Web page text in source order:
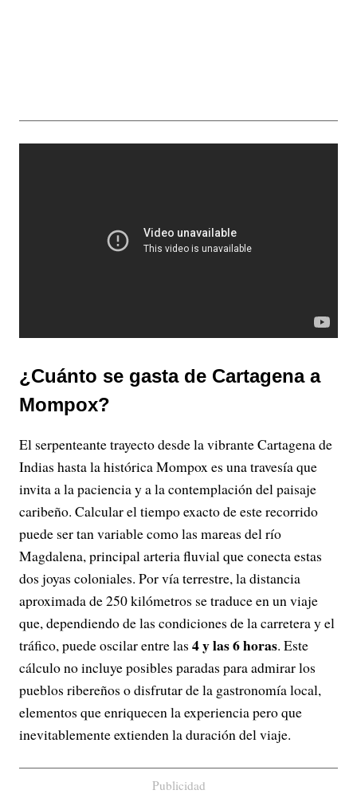
¿Cuánto se gasta de Cartagena a
Mompox?
El serpenteante trayecto desde la vibrante Cartagena de
Indias hasta la histórica Mompox es una travesía que
invita a la paciencia y a la contemplación del paisaje
caribeño. Calcular el tiempo exacto de este recorrido
puede ser tan variable como las mareas del río
Magdalena, principal arteria fluvial que conecta estas
dos joyas coloniales. Por vía terrestre, la distancia
aproximada de 250 kilómetros se traduce en un viaje
que, dependiendo de las condiciones de la carretera y el
tráfico, puede oscilar entre las 4 y las 6 horas. Este
cálculo no incluye posibles paradas para admirar los
pueblos ribereños o disfrutar de la gastronomía local,
elementos que enriquecen la experiencia pero que
inevitablemente extienden la duración del viaje.
Publicidad